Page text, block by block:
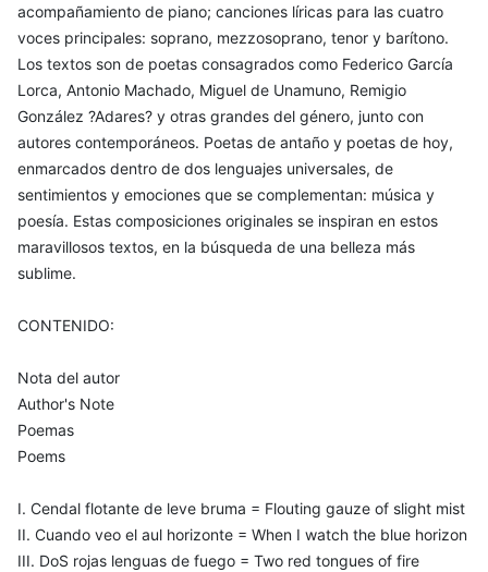
acompañamiento de piano; canciones líricas para las cuatro
voces principales: soprano, mezzosoprano, tenor y barítono.
Los textos son de poetas consagrados como Federico García
Lorca, Antonio Machado, Miguel de Unamuno, Remigio
González ?Adares? y otras grandes del género, junto con
autores contemporáneos. Poetas de antaño y poetas de hoy,
enmarcados dentro de dos lenguajes universales, de
sentimientos y emociones que se complementan: música y
poesía. Estas composiciones originales se inspiran en estos
maravillosos textos, en la búsqueda de una belleza más
sublime.
CONTENIDO:
Nota del autor
Author's Note
Poemas
Poems
I. Cendal flotante de leve bruma = Flouting gauze of slight mist
II. Cuando veo el aul horizonte = When I watch the blue horizon
III. DoS rojas lenguas de fuego = Two red tongues of fire